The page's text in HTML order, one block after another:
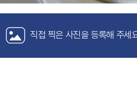
직접 찍은 사진을 등록해 주세